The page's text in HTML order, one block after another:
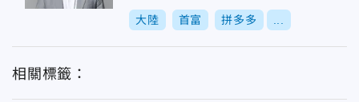
頂
大陸 首富 拼多多
相關標籤：